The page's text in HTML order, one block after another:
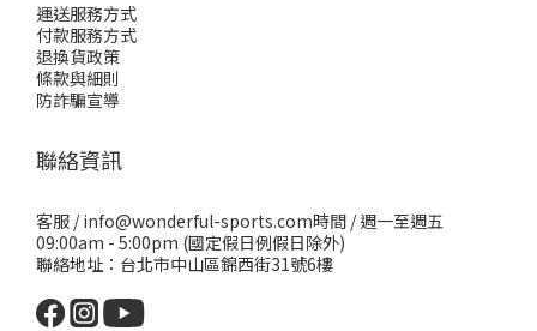
運送服務方式
付款服務方式
退換貨政策
條款與細則
防詐騙宣導
聯絡資訊
客服 / info@wonderful-sports.com時間 / 週一至週五
09:00am - 5:00pm (國定假日例假日除外)
聯絡地址：台北市中山區錦西街31號6樓